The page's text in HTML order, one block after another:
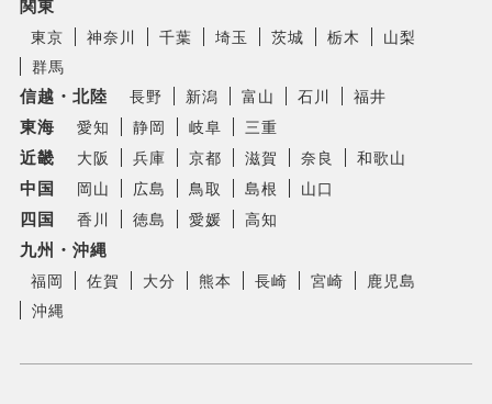
関東
東京 神奈川 千葉 埼玉 茨城 栃木
山梨
群馬
信越・北陸 長野 新潟 富山 石川 福井
東海 愛知 静岡 岐阜 三重
近畿 大阪 兵庫 京都 滋賀 奈良 和歌山
中国 岡山 広島 鳥取 島根 山口
四国 香川 徳島 愛媛 高知
九州・沖縄
福岡 佐賀 大分 熊本 長崎 宮崎
鹿児島
沖縄